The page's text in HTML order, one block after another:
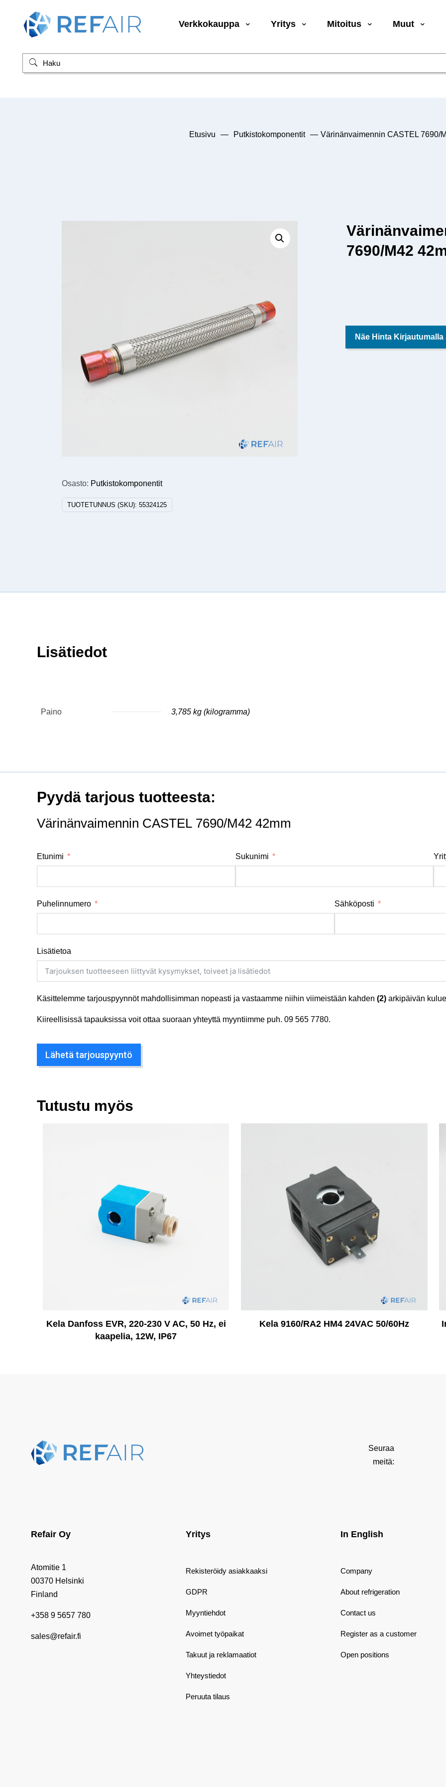
Verkkokauppa Yritys Mitoitus Muut
Etusivu — Putkistokomponentit — Värinänvaimennin CASTEL 7690/
Osasto: Putkistokomponentit
TUOTETUNNUS (SKU):55324125
7690/M42
Näe Hinta Kirjautumalla
Lisätiedot
Paino 3,785 kg (kilogramma)
Pyydä tarjous tuotteesta:
Värinänvaimennin CASTEL 7690/M42 42mm
Etunimi Sukunimi
Puhelinnumero Sähköposti
Lisätietoa
Käsittelemme tarjouspyynnöt mahdollisimman nopeasti ja vastaamme niihin viimeistään kahden (2) arkipäivän
Kiireellisissä tapauksissa voit ottaa suoraan yhteyttä myyntiimme puh. 09 565 7780.
Lähetä tarjouspyyntö
Tutustu myös
Kela Danfoss EVR, 220-230 V AC, 50 Hz, ei
kaapelia, 12W, IP67
Kela 9160/RA2 HM4 24VAC 50/60Hz
Seuraa
meitä:
Refair Oy
Atomitie 1
00370 Helsinki
Finland
+358 9 5657 780
sales@refair.fi
Yritys
Rekisteröidy asiakkaaksi
GDPR
Myyntiehdot
Avoimet työpaikat
Takuut ja reklamaatiot
Yhteystiedot
Peruuta tilaus
In English
Company
About refrigeration
Contact us
Register as a customer
Open positions